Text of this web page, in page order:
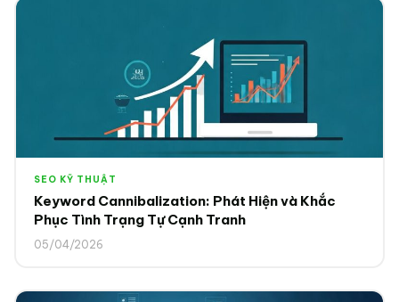
SEO KỸ THUẬT
Keyword Cannibalization: Phát Hiện và Khắc
Phục Tình Trạng Tự Cạnh Tranh
05/04/2026